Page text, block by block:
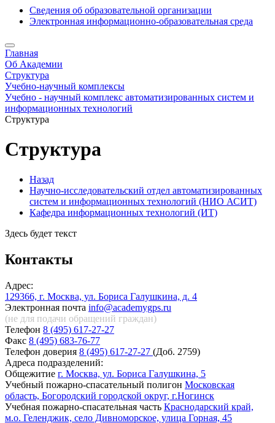
Сведения об образовательной организации
Электронная информационно-образовательная среда
Главная
Об Академии
Структура
Учебно-научный комплексы
Учебно - научный комплекс автоматизированных систем и
информационных технологий
Структура
Структура
Назад
Научно-исследовательский отдел автоматизированных
систем и информационных технологий (НИО АСИТ)
Кафедра информационных технологий (ИТ)
Здесь будет текст
Контакты
Адрес:
129366, г. Москва, ул. Бориса Галушкина, д. 4
Электронная почта info@academygps.ru
(не для подачи обращений граждан)
Телефон 8 (495) 617-27-27
Факс 8 (495) 683-76-77
Телефон доверия 8 (495) 617-27-27 (Доб. 2759)
Адреса подразделений:
Общежитие г. Москва, ул. Бориса Галушкина, 5
Учебный пожарно-спасательный полигон Московская
область, Богородский городской округ, г.Ногинск
Учебная пожарно-спасательная часть Краснодарский край,
м.о. Геленджик, село Дивноморское, улица Горная, 45